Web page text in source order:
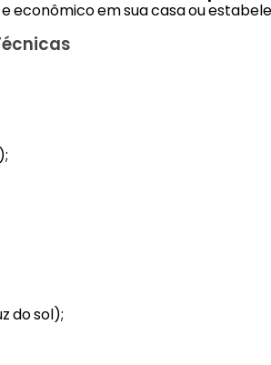
econômico em sua casa ou
do sol);